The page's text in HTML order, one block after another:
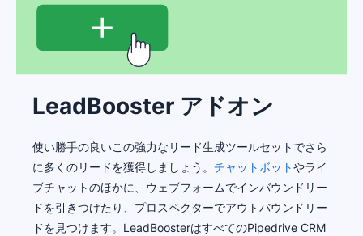
LeadBooster アドオン
使い勝手の良いこの強力なリード生成ツールセットでさら
に多くのリードを獲得しましょう。 チャットボットやライ
ブチャットのほかに、ウェブフォームでインバウンドリー
ドを引きつけたり、プロスペクターでアウトバウンドリー
ドを見つけます。LeadBoosterはすべてのPipedrive CRM